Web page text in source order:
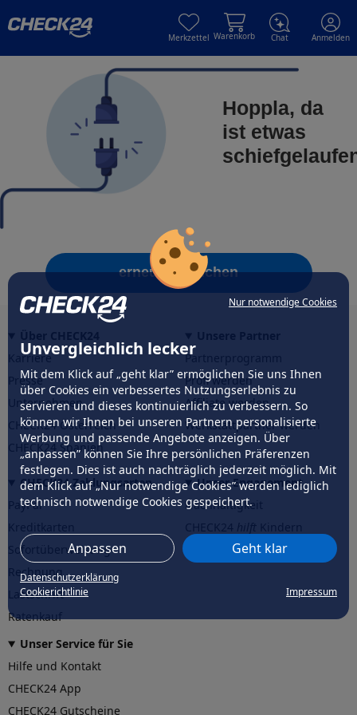
Nur notwendige Cookies
Unvergleichlich lecker
Mit dem Klick auf „geht klar” ermöglichen Sie uns Ihnen
über Cookies ein verbessertes Nutzungserlebnis zu
servieren und dieses kontinuierlich zu verbessern. So
können wir Ihnen bei unseren Partnern personalisierte
Werbung und passende Angebote anzeigen. Über
„anpassen” können Sie Ihre persönlichen Präferenzen
festlegen. Dies ist auch nachträglich jederzeit möglich. Mit
dem Klick auf „Nur notwendige Cookies” werden lediglich
technisch notwendige Cookies gespeichert.
Anpassen Geht klar
Datenschutzerklärung
Cookierichtlinie
Impressum
Merkzettel Warenkorb Chat Anmelden
Hoppla, da
ist etwas
erneut versuchen
Karriere
Presse
Unternehmen
CHECK24 Österreich
CHECK24 Spanien
Partnerprogramm
Profi werden
Affiliate werden
Werkstattpartner werden
CHECK24 Zahlungsarten
PayPal
Sofortüberweisung
Rechnung
Lastschrift
Ratenkauf
Unser Engagement
Nachhaltigkeit
CHECK24hilftder Natur
Unser Service für Sie
Hilfe und Kontakt
CHECK24 App
CHECK24 Gutscheine